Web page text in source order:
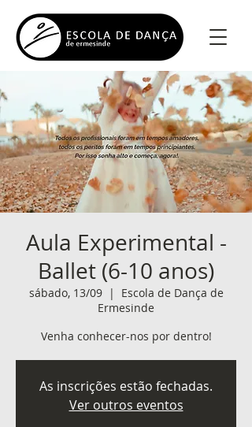
Aula Experimental -
Ballet (6-10 anos)
sábado, 13/09
  |
Escola de Dança de
Ermesinde
Venha conhecer-nos por dentro!
As inscrições estão fechadas.
Ver outros eventos